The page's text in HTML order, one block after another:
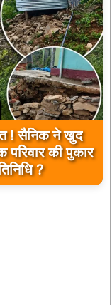
! सैनिक ने खुद
की पुकार
?